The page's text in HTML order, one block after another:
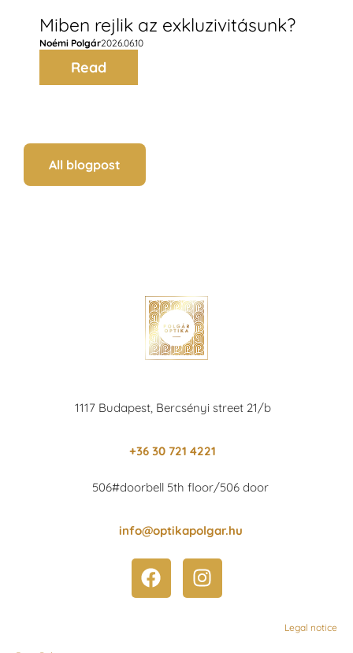
Miben rejlik az exkluzivitásunk?
Noémi Polgár2026.06.10
Read
All blogpost
1117 Budapest, Bercsényi street 21/b
+36 30 721 4221
506#doorbell 5th floor/506 door
info@optikapolgar.hu
Legal notice